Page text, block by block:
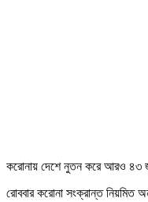
করোনায় দেশে নুতন করে আরও ৪৩
রোববার করোনা সংক্রান্ত নিয়মিত